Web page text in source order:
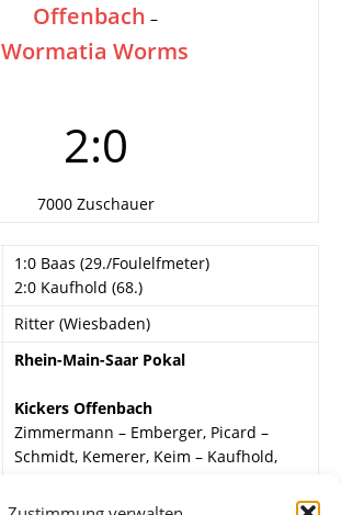
Offenbach –
Wormatia Worms
2:0
7000 Zuschauer
1:0 Baas (29./Foulelfmeter)
2:0 Kaufhold (68.)
Ritter (Wiesbaden)
Rhein-Main-Saar Pokal
Kickers Offenbach
Zimmermann – Emberger, Picard –
Schmidt, Kemerer, Keim – Kaufhold,